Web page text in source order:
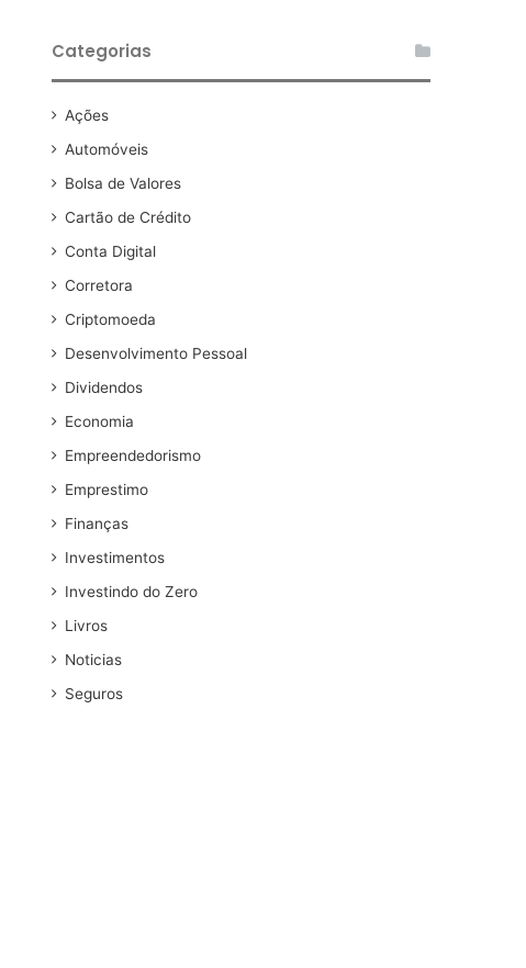
Categorias
Ações
Automóveis
Bolsa de Valores
Cartão de Crédito
Conta Digital
Corretora
Criptomoeda
Desenvolvimento Pessoal
Dividendos
Economia
Empreendedorismo
Emprestimo
Finanças
Investimentos
Investindo do Zero
Livros
Noticias
Seguros